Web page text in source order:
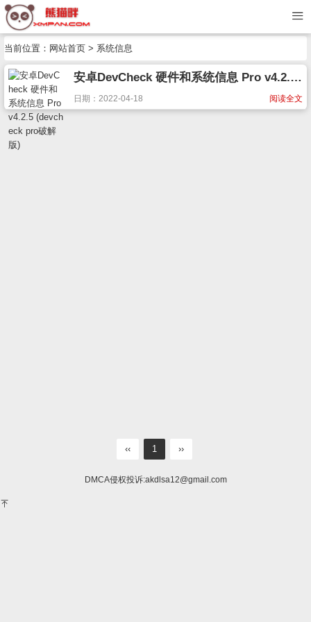
当前位置： 网站首页 > 系统信息
安卓DevCheck 硬件和系统信息 Pro v4.2.5 (devcheck pro破解版)
阅读全文
日期：2022-04-18
‹‹ 1 ››
DMCA侵权投诉:akdlsa12@gmail.com